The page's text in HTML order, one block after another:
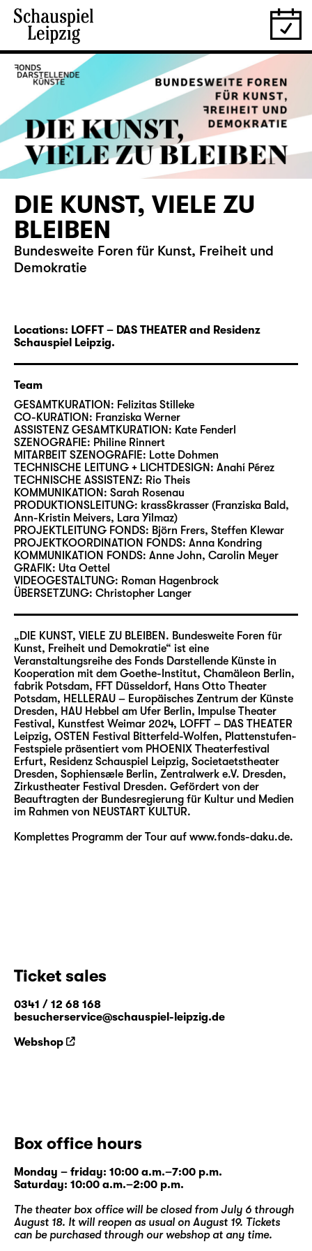
DIE KUNST, VIELE ZU
BLEIBEN
Bundesweite Foren für Kunst, Freiheit und
Demokratie
Locations: LOFFT – DAS THEATER and Residenz
Schauspiel Leipzig.
Team
GESAMTKURATION: Felizitas Stilleke
CO-KURATION: Franziska Werner
ASSISTENZ GESAMTKURATION: Kate Fenderl
SZENOGRAFIE: Philine Rinnert
MITARBEIT SZENOGRAFIE: Lotte Dohmen
TECHNISCHE LEITUNG + LICHTDESIGN: Anahí Pérez
TECHNISCHE ASSISTENZ: Rio Theis
KOMMUNIKATION: Sarah Rosenau
PRODUKTIONSLEITUNG: krass&krasser (Franziska Bald,
Ann-Kristin Meivers, Lara Yilmaz)
PROJEKTLEITUNG FONDS: Björn Frers, Steffen Klewar
PROJEKTKOORDINATION FONDS: Anna Kondring
KOMMUNIKATION FONDS: Anne John, Carolin Meyer
GRAFIK: Uta Oettel
VIDEOGESTALTUNG: Roman Hagenbrock
ÜBERSETZUNG: Christopher Langer
„DIE KUNST, VIELE ZU BLEIBEN. Bundesweite Foren für
Kunst, Freiheit und Demokratie“ ist eine
Veranstaltungsreihe des Fonds Darstellende Künste in
Kooperation mit dem Goethe-Institut, Chamäleon Berlin,
fabrik Potsdam, FFT Düsseldorf, Hans Otto Theater
Potsdam, HELLERAU – Europäisches Zentrum der Künste
Dresden, HAU Hebbel am Ufer Berlin, Impulse Theater
Festival, Kunstfest Weimar 2024, LOFFT – DAS THEATER
Leipzig, OSTEN Festival Bitterfeld-Wolfen, Plattenstufen-
Festspiele präsentiert vom PHOENIX Theaterfestival
Erfurt, Residenz Schauspiel Leipzig, Societaetstheater
Dresden, Sophiensӕle Berlin, Zentralwerk e.V. Dresden,
Zirkustheater Festival Dresden. Gefördert von der
Beauftragten der Bundesregierung für Kultur und Medien
im Rahmen von NEUSTART KULTUR.
Komplettes Programm der Tour auf www.fonds-daku.de.
Ticket sales
0341 / 12 68 168
besucherservice@schauspiel-leipzig.de
Webshop
Box office hours
Monday – friday: 10:00 a.m.–7:00 p.m.
Saturday: 10:00 a.m.–2:00 p.m.
The theater box office will be closed from July 6 through
August 18. It will reopen as usual on August 19. Tickets
can be purchased through our webshopat any time.